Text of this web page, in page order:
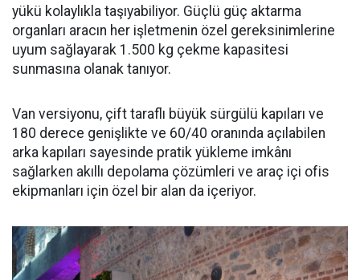
yükü kolaylıkla taşıyabiliyor. Güçlü güç aktarma
organları aracın her işletmenin özel gereksinimlerine
uyum sağlayarak 1.500 kg çekme kapasitesi
sunmasına olanak tanıyor.
Van versiyonu, çift taraflı büyük sürgülü kapıları ve
180 derece genişlikte ve 60/40 oranında açılabilen
arka kapıları sayesinde pratik yükleme imkânı
sağlarken akıllı depolama çözümleri ve araç içi ofis
ekipmanları için özel bir alan da içeriyor.